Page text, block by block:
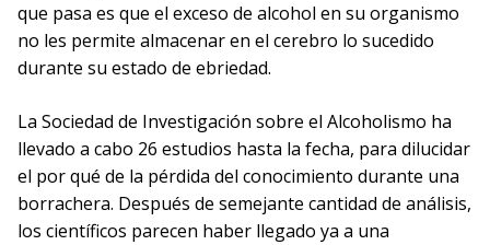
que pasa es que el exceso de alcohol en su organismo
no les permite almacenar en el cerebro lo sucedido
durante su estado de ebriedad.
La Sociedad de Investigación sobre el Alcoholismo ha
llevado a cabo 26 estudios hasta la fecha, para dilucidar
el por qué de la pérdida del conocimiento durante una
borrachera. Después de semejante cantidad de análisis,
los científicos parecen haber llegado ya a una